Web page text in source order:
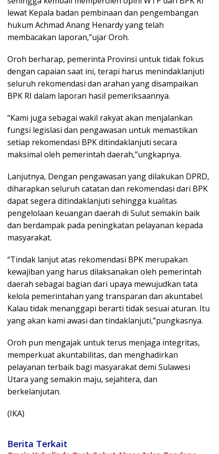
lewat Kepala badan pembinaan dan pengembangan
hukum Achmad Anang Henardy yang telah
membacakan laporan,”ujar Oroh.
Oroh berharap, pemerinta Provinsi untuk tidak fokus
dengan capaian saat ini, terapi harus menindaklanjuti
seluruh rekomendasi dan arahan yang disampaikan
BPK RI dalam laporan hasil pemeriksaannya.
“Kami juga sebagai wakil rakyat akan menjalankan
fungsi legislasi dan pengawasan untuk memastikan
setiap rekomendasi BPK ditindaklanjuti secara
maksimal oleh pemerintah daerah,”ungkapnya.
Lanjutnya, Dengan pengawasan yang dilakukan DPRD,
diharapkan seluruh catatan dan rekomendasi dari BPK
dapat segera ditindaklanjuti sehingga kualitas
pengelolaan keuangan daerah di Sulut semakin baik
dan berdampak pada peningkatan pelayanan kepada
masyarakat.
“Tindak lanjut atas rekomendasi BPK merupakan
kewajiban yang harus dilaksanakan oleh pemerintah
daerah sebagai bagian dari upaya mewujudkan tata
kelola pemerintahan yang transparan dan akuntabel.
Kalau tidak menanggapi berarti tidak sesuai aturan. Itu
yang akan kami awasi dan tindaklanjuti,”pungkasnya.
Oroh pun mengajak untuk terus menjaga integritas,
memperkuat akuntabilitas, dan menghadirkan
pelayanan terbaik bagi masyarakat demi Sulawesi
Utara yang semakin maju, sejahtera, dan
berkelanjutan.
(IKA)
Berita Terkait